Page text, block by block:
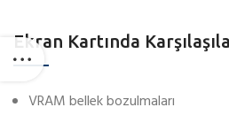
Ekran Kartında
VRAM bellek bozulmaları